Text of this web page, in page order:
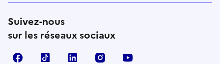
Suivez-nous
sur les réseaux sociaux
FacebookTikTok LinkedIn Instagram